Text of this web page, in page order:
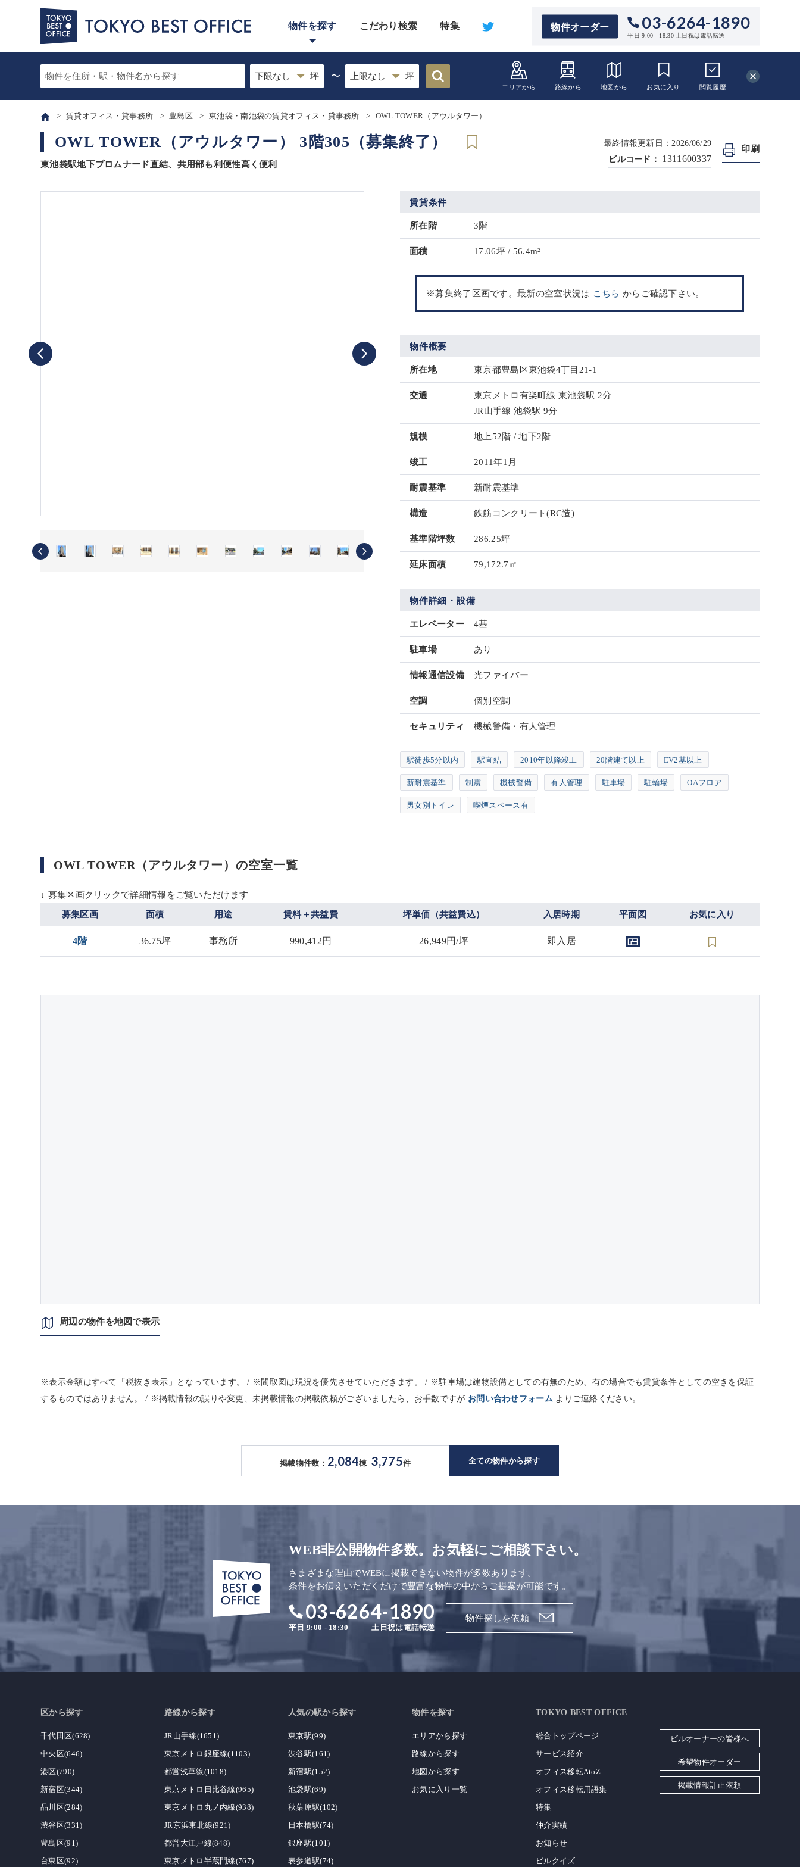
物件オーダー 03-6264-1890
平日 9:00 - 18:30 土日祝は電話転送
物件を探す こだわり検索 特集
エリアから 路線から 地図から お気に入り 閲覧履歴
〜
賃貸オフィス・貸事務所 豊島区 東池袋・南池袋の賃貸オフィス・貸事務所 OWL TOWER（アウルタワー）
OWL TOWER（アウルタワー） 3階305（募集終了）
東池袋駅地下プロムナード直結、共用部も利便性高く便利
最終情報更新日：2026/06/29
ビルコード：
1311600337
印刷
賃貸条件
所在階 3階
面積 17.06坪 / 56.4m²
※募集終了区画です。最新の空室状況は こちら からご確認下さい。
物件概要
所在地 東京都豊島区東池袋4丁目21-1
交通
東京メトロ有楽町線 東池袋駅 2分
JR山手線 池袋駅 9分
規模 地上52階 / 地下2階
竣工 2011年1月
耐震基準 新耐震基準
構造 鉄筋コンクリート(RC造)
基準階坪数 286.25坪
延床面積 79,172.7㎡
物件詳細・設備
エレベーター 4基
駐車場 あり
情報通信設備 光ファイバー
空調 個別空調
セキュリティ 機械警備・有人管理
駅徒歩5分以内 駅直結 2010年以降竣工 20階建て以上 EV2基以上
新耐震基準 制震 機械警備 有人管理 駐車場 駐輪場 OAフロア
男女別トイレ 喫煙スペース有
OWL TOWER（アウルタワー）の空室一覧
↓ 募集区画クリックで詳細情報をご覧いただけます
募集区画 面積 用途 賃料＋共益費 坪単価（共益費込） 入居時期 平面図 お気に入り
4階 36.75坪 事務所 990,412円 26,949円/坪 即入居
周辺の物件を地図で表示
※表示金額はすべて「税抜き表示」となっています。 / ※間取図は現況を優先させていただきます。 / ※駐車場は建物設備としての有無のため、有の場合でも賃貸条件としての空きを保証
するものではありません。 / ※掲載情報の誤りや変更、未掲載情報の掲載依頼がございましたら、お手数ですが お問い合わせフォーム よりご連絡ください。
掲載物件数： 2,084棟 3,775件 全ての物件から探す
WEB非公開物件多数。お気軽にご相談下さい。
さまざまな理由でWEBに掲載できない物件が多数あります。
条件をお伝えいただくだけで豊富な物件の中からご提案が可能です。
03-6264-1890
平日 9:00 - 18:30 土日祝は電話転送
物件探しを依頼
区から探す
千代田区(628)
中央区(646)
港区(790)
新宿区(344)
品川区(284)
渋谷区(331)
豊島区(91)
台東区(92)
路線から探す
JR山手線(1651)
東京メトロ銀座線(1103)
都営浅草線(1018)
東京メトロ日比谷線(965)
東京メトロ丸ノ内線(938)
JR京浜東北線(921)
都営大江戸線(848)
東京メトロ半蔵門線(767)
人気の駅から探す
東京駅(99)
渋谷駅(161)
新宿駅(152)
池袋駅(69)
秋葉原駅(102)
日本橋駅(74)
銀座駅(101)
表参道駅(74)
物件を探す
エリアから探す
路線から探す
地図から探す
お気に入り一覧
TOKYO BEST OFFICE
総合トップページ
サービス紹介
オフィス移転AtoZ
オフィス移転用語集
特集
仲介実績
お知らせ
ビルクイズ
ビルオーナーの皆様へ
希望物件オーダー
掲載情報訂正依頼